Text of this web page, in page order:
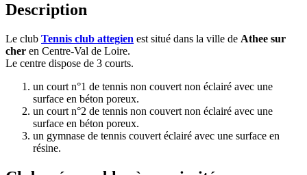
Description
Le club Tennis club attegien est situé dans la ville de Athee sur
cher en Centre-Val de Loire.
Le centre dispose de 3 courts.
un court n°1 de tennis non couvert non éclairé avec une
surface en béton poreux.
un court n°2 de tennis non couvert non éclairé avec une
surface en béton poreux.
un gymnase de tennis couvert éclairé avec une surface en
résine.